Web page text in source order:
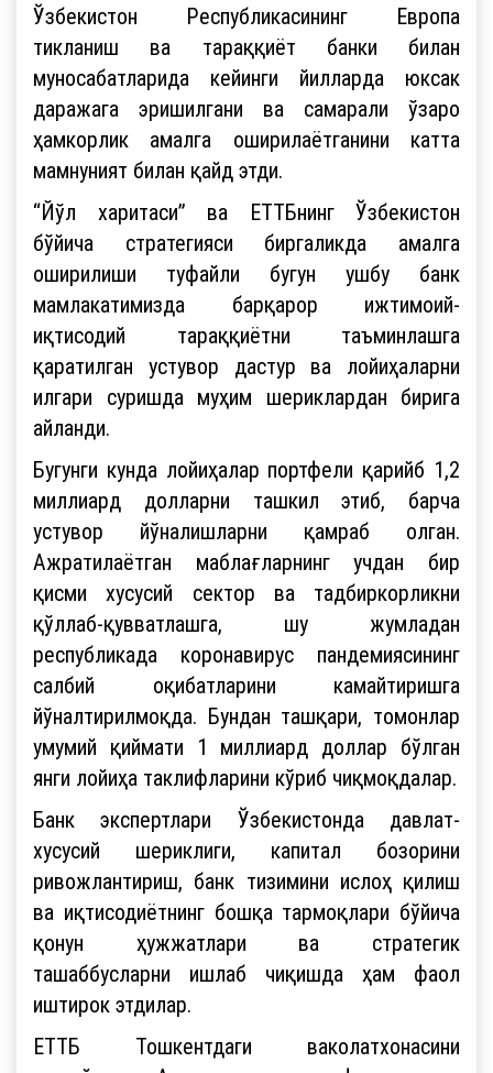
Ўзбекистон Республикасининг Европа
тикланиш ва тараққиёт банки билан
муносабатларида кейинги йилларда юксак
даражага эришилгани ва самарали ўзаро
ҳамкорлик амалга оширилаётганини катта
мамнуният билан қайд этди.
“Йўл харитаси” ва ЕТТБнинг Ўзбекистон
бўйича стратегияси биргаликда амалга
оширилиши туфайли бугун ушбу банк
мамлакатимизда барқарор ижтимоий-
иқтисодий тараққиётни таъминлашга
қаратилган устувор дастур ва лойиҳаларни
илгари суришда муҳим шериклардан бирига
айланди.
Бугунги кунда лойиҳалар портфели қарийб 1,2
миллиард долларни ташкил этиб, барча
устувор йўналишларни қамраб олган.
Ажратилаётган маблағларнинг учдан бир
қисми хусусий сектор ва тадбиркорликни
қўллаб-қувватлашга, шу жумладан
республикада коронавирус пандемиясининг
салбий оқибатларини камайтиришга
йўналтирилмоқда. Бундан ташқари, томонлар
умумий қиймати 1 миллиард доллар бўлган
янги лойиҳа таклифларини кўриб чиқмоқдалар.
Банк экспертлари Ўзбекистонда давлат-
хусусий шериклиги, капитал бозорини
ривожлантириш, банк тизимини ислоҳ қилиш
ва иқтисодиётнинг бошқа тармоқлари бўйича
қонун ҳужжатлари ва стратегик
ташаббусларни ишлаб чиқишда ҳам фаол
иштирок этдилар.
ЕТТБ Тошкентдаги ваколатхонасини